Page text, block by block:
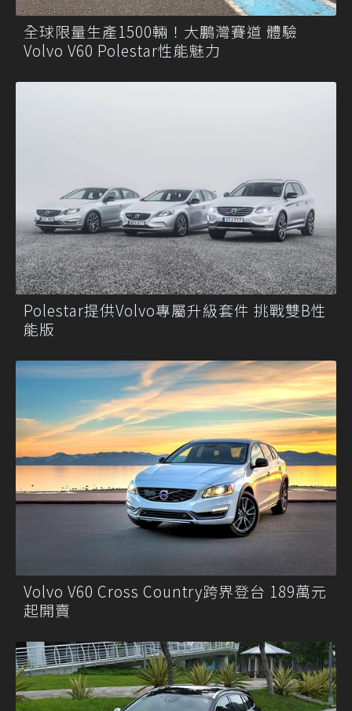
全球限量生產1500輛！大鵬灣賽道 體驗
Volvo V60 Polestar性能魅力
Polestar提供Volvo專屬升級套件 挑戰雙B性
能版
Volvo V60 Cross Country跨界登台 189萬元
起開賣